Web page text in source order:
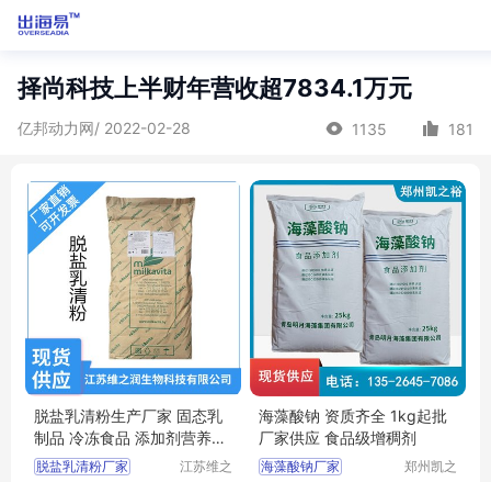
择尚科技上半财年营收超7834.1万元
亿邦动力网/ 2022-02-28 1135 181
脱盐乳清粉生产厂家 固态乳
制品 冷冻食品 添加剂营养强
化剂
脱盐乳清粉厂家
江苏维之
海藻酸钠 资质齐全 1kg起批
厂家供应 食品级增稠剂
海藻酸钠厂家
郑州凯之